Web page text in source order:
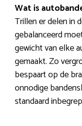
Wat is
Trillen er delen in
gebalanceerd
gewicht van elke
gemaakt. Zo
bespaart op de
onnodige
standaard